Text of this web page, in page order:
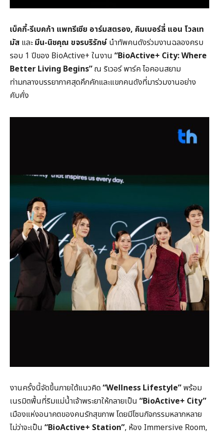
เบ็คกี้-รีเบคก้า แพทรีเซีย อาร์มสตรอง, คิมเบอร์ลี่ แอน โวลเท
มัส และมีน-นิชคุณ ขจรบริรักษ์ นำทัพคนดังร่วมงานฉลองครบ
รอบ 1 ปีของ BioActive+ ในงาน “BioActive+ City: Where
Better Living Begins”ณ ริเวอร์ พาร์ค ไอคอนสยาม
ท่ามกลางบรรยากาศสุดคึกคักและแขกคนดังที่มาร่วมงานอย่าง
คับคั่ง
งานครั้งนี้จัดขึ้นภายใต้แนวคิด“Wellness Lifestyle”พร้อม
เนรมิตพื้นที่ริมแม่น้ำเจ้าพระยาให้กลายเป็น “BioActive+ City”
เมืองแห่งอนาคตของคนรักสุขภาพ โดยมีโซนกิจกรรมหลากหลาย
ไม่ว่าจะเป็น “BioActive+ Station”, ห้อง Immersive Room,